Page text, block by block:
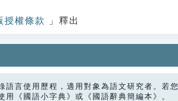
權條款 」釋出
語言使用歷程，適用對象為語文研究者。若
《國語小字典》或《國語辭典簡編本》。